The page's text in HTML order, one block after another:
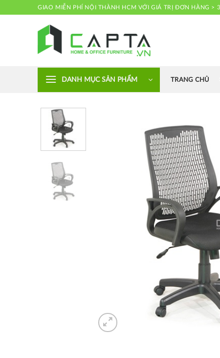
GIAO MIỄN PHÍ NỘI THÀNH HCM VỚI GIÁ TRỊ ĐƠN HÀNG >
DANH MỤC SẢN PHẨM TRANG CHỦ